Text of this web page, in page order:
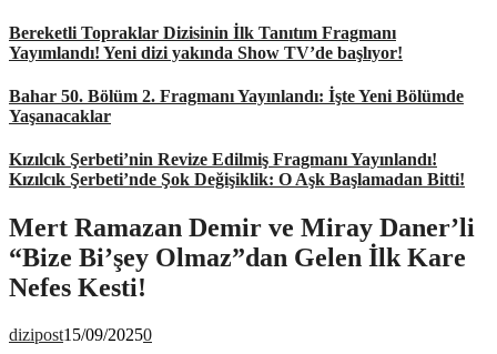
Bereketli Topraklar Dizisinin İlk Tanıtım Fragmanı
Yayımlandı! Yeni dizi yakında Show TV’de başlıyor!
Bahar 50. Bölüm 2. Fragmanı Yayınlandı: İşte Yeni Bölümde
Yaşanacaklar
Kızılcık Şerbeti’nin Revize Edilmiş Fragmanı Yayınlandı!
Kızılcık Şerbeti’nde Şok Değişiklik: O Aşk Başlamadan Bitti!
Mert Ramazan Demir ve Miray Daner’li
“Bize Bi’şey Olmaz”dan Gelen İlk Kare
Nefes Kesti!
dizipost15/09/20250